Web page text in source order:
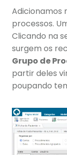
Adicionamos
processos.
Clicando na
surgem os
Grupo de
partir deles
poupando